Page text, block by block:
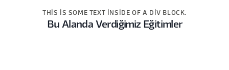
THIS IS SOME TEXT INSIDE OF A DIV BLOCK.
Bu Alanda Verdiğimiz Eğitimler